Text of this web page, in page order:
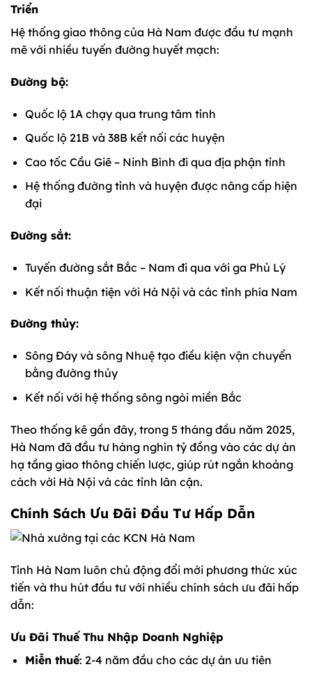
Triển
Hệ thống giao thông của Hà Nam được đầu tư mạnh
mẽ với nhiều tuyến đường huyết mạch:
Đường bộ:
Quốc lộ 1A chạy qua trung tâm tỉnh
Quốc lộ 21B và 38B kết nối các huyện
Cao tốc Cầu Giẽ – Ninh Bình đi qua địa phận tỉnh
Hệ thống đường tỉnh và huyện được nâng cấp hiện
đại
Đường sắt:
Tuyến đường sắt Bắc – Nam đi qua với ga Phủ Lý
Kết nối thuận tiện với Hà Nội và các tỉnh phía Nam
Đường thủy:
Sông Đáy và sông Nhuệ tạo điều kiện vận chuyển
bằng đường thủy
Kết nối với hệ thống sông ngòi miền Bắc
Theo thống kê gần đây, trong 5 tháng đầu năm 2025,
Hà Nam đã đầu tư hàng nghìn tỷ đồng vào các dự án
hạ tầng giao thông chiến lược, giúp rút ngắn khoảng
cách với Hà Nội và các tỉnh lân cận.
Chính Sách Ưu Đãi Đầu Tư Hấp Dẫn
Tỉnh Hà Nam luôn chủ động đổi mới phương thức xúc
tiến và thu hút đầu tư với nhiều chính sách ưu đãi hấp
dẫn:
Ưu Đãi Thuế Thu Nhập Doanh Nghiệp
Miễn thuế: 2-4 năm đầu cho các dự án ưu tiên